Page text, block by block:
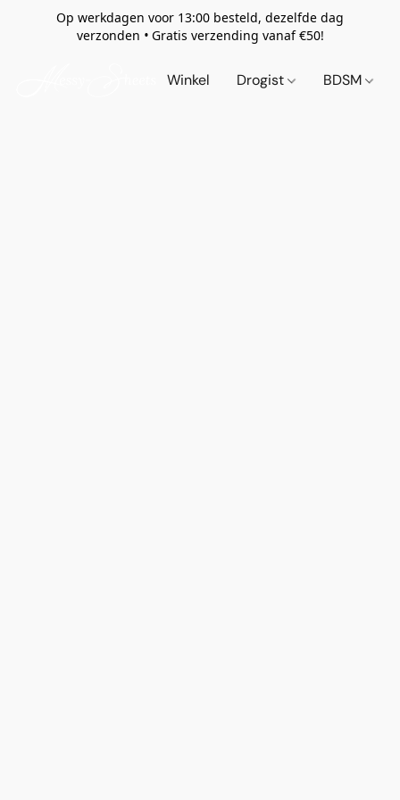
Op werkdagen voor 13:00 besteld, dezelfde dag
verzonden • Gratis verzending vanaf €50!
Winkel Drogist BDSM